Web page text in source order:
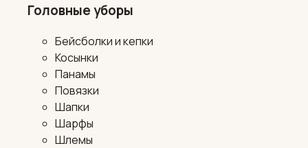
Головные уборы
Бейсболки и кепки
Косынки
Панамы
Повязки
Шапки
Шарфы
Шлемы